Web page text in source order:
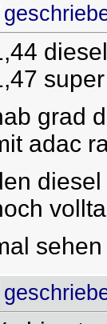
diesel
super
grad
adac